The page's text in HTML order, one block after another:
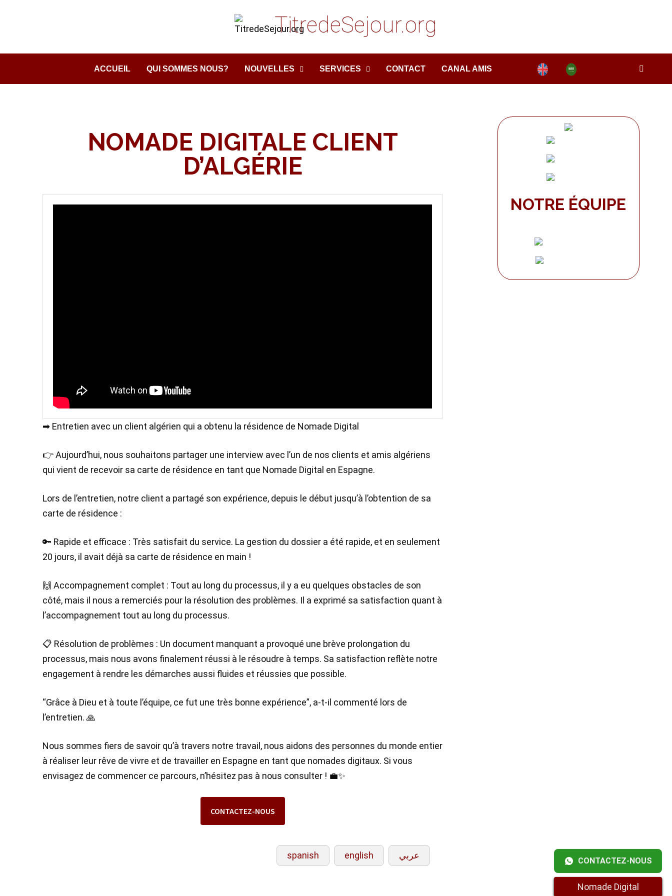
TitredeSejour.org
ACCUEIL QUI SOMMES NOUS? NOUVELLES SERVICES CONTACT CANAL AMIS
NOMADE DIGITALE CLIENT
D’ALGÉRIE
➡ Entretien avec un client algérien qui a obtenu la résidence de Nomade Digital
👉 Aujourd’hui, nous souhaitons partager une interview avec l’un de nos clients et amis algériens
qui vient de recevoir sa carte de résidence en tant que Nomade Digital en Espagne.
Lors de l’entretien, notre client a partagé son expérience, depuis le début jusqu’à l’obtention de sa
carte de résidence :
🔑 Rapide et efficace : Très satisfait du service. La gestion du dossier a été rapide, et en seulement
20 jours, il avait déjà sa carte de résidence en main !
🙌 Accompagnement complet : Tout au long du processus, il y a eu quelques obstacles de son
côté, mais il nous a remerciés pour la résolution des problèmes. Il a exprimé sa satisfaction quant à
l’accompagnement tout au long du processus.
📋 Résolution de problèmes : Un document manquant a provoqué une brève prolongation du
processus, mais nous avons finalement réussi à le résoudre à temps. Sa satisfaction reflète notre
engagement à rendre les démarches aussi fluides et réussies que possible.
“Grâce à Dieu et à toute l’équipe, ce fut une très bonne expérience”, a-t-il commenté lors de
l’entretien. 🙏
Nous sommes fiers de savoir qu’à travers notre travail, nous aidons des personnes du monde entier
à réaliser leur rêve de vivre et de travailler en Espagne en tant que nomades digitaux. Si vous
envisagez de commencer ce parcours, n’hésitez pas à nous consulter ! 💼✨
CONTACTEZ-NOUS
spanish english عربي
NOTRE ÉQUIPE
CONTACTEZ-NOUS
Nomade Digital